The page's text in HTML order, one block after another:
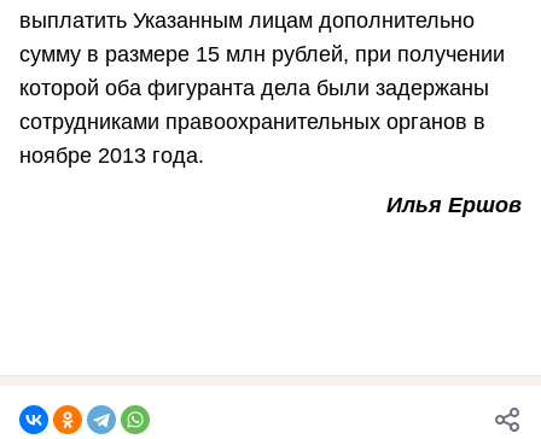
выплатить Указанным лицам дополнительно
сумму в размере 15 млн рублей, при получении
которой оба фигуранта дела были задержаны
сотрудниками правоохранительных органов в
ноябре 2013 года.
Илья Ершов